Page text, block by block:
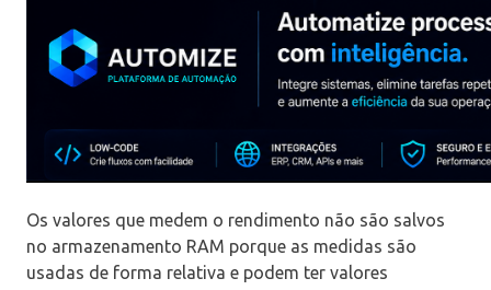
Os valores que medem o rendimento não são salvos
no armazenamento RAM porque as medidas são
usadas de forma relativa e podem ter valores